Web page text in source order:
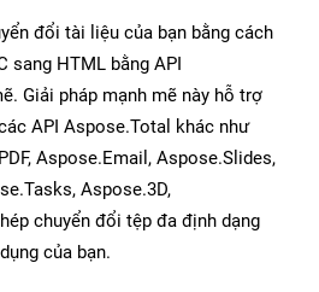
đổi tài liệu của bạn bằng cách
sang HTML bằng API
Giải pháp mạnh mẽ này hỗ trợ
API Aspose.Total khác như
Aspose.Email, Aspose.Slides,
Aspose.3D,
chuyển đổi tệp đa định dạng
của bạn.